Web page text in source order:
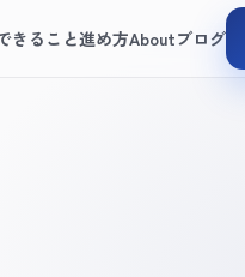
きること進め方Aboutブログ